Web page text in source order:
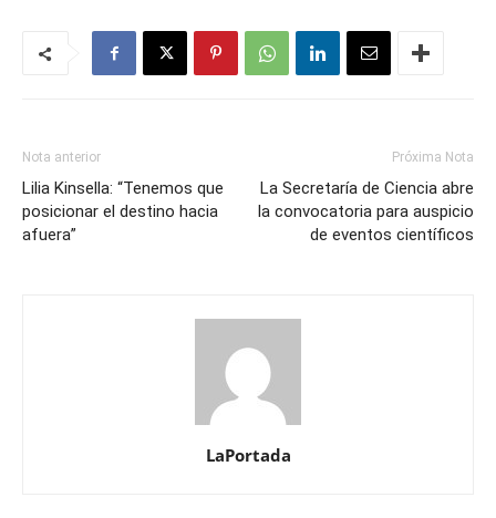
Nota anterior
Lilia Kinsella: “Tenemos que
posicionar el destino hacia
afuera”
Próxima Nota
La Secretaría de Ciencia abre
la convocatoria para auspicio
de eventos científicos
LaPortada